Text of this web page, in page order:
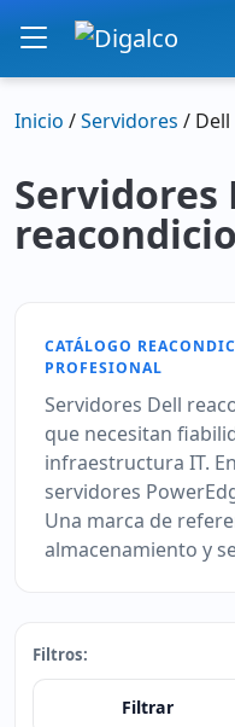
Navegación
Inicio /Servidores / Dell
Servidores
CATÁLOGO
PROFESIONAL
Servidores Dell
que necesitan
infraestructura IT.
servidores
Una marca de
almacenamiento y
Filtros:
Filtrar